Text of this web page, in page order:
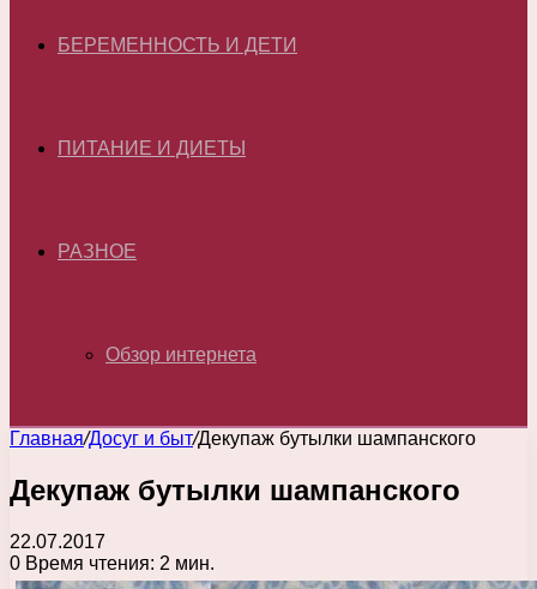
БЕРЕМЕННОСТЬ И ДЕТИ
ПИТАНИЕ И ДИЕТЫ
РАЗНОЕ
Обзор интернета
Главная/Досуг и быт/Декупаж бутылки шампанского
Декупаж бутылки шампанского
22.07.2017
0 Время чтения: 2 мин.